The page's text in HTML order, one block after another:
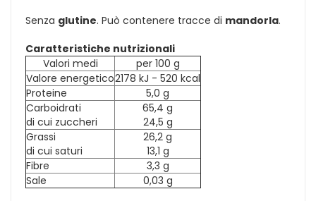
Senza glutine. Può contenere tracce di mandorla.
Caratteristiche nutrizionali
Valori medi
per 100 g
Valore energetico2178 kJ - 520 kcal
Proteine
5,0 g
Carboidrati
di cui zuccheri
65,4 g
24,5 g
Grassi
di cui saturi
26,2 g
13,1 g
Fibre
3,3 g
Sale
0,03 g